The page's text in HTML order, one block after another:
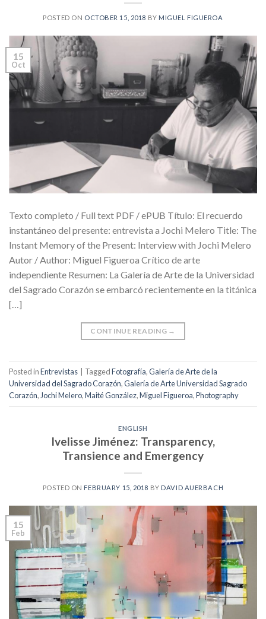
POSTED ON OCTOBER 15, 2018 BY MIGUEL FIGUEROA
15
Oct
Texto completo / Full text PDF / ePUB Título: El recuerdo
instantáneo del presente: entrevista a Jochi Melero Title: The
Instant Memory of the Present: Interview with Jochi Melero
Autor / Author: Miguel Figueroa Crítico de arte
independiente Resumen: La Galería de Arte de la Universidad
del Sagrado Corazón se embarcó recientemente en la titánica
[…]
CONTINUE READING →
Posted inEntrevistas TaggedFotografía,Galería de Arte de la
Universidad del Sagrado Corazón,Galería de Arte Universidad Sagrado
Corazón, Jochi Melero,Maité González,Miguel Figueroa,Photography
ENGLISH
Ivelisse Jiménez: Transparency,
Transience and Emergency
POSTED ON FEBRUARY 15, 2018 BY DAVID AUERBACH
15
Feb